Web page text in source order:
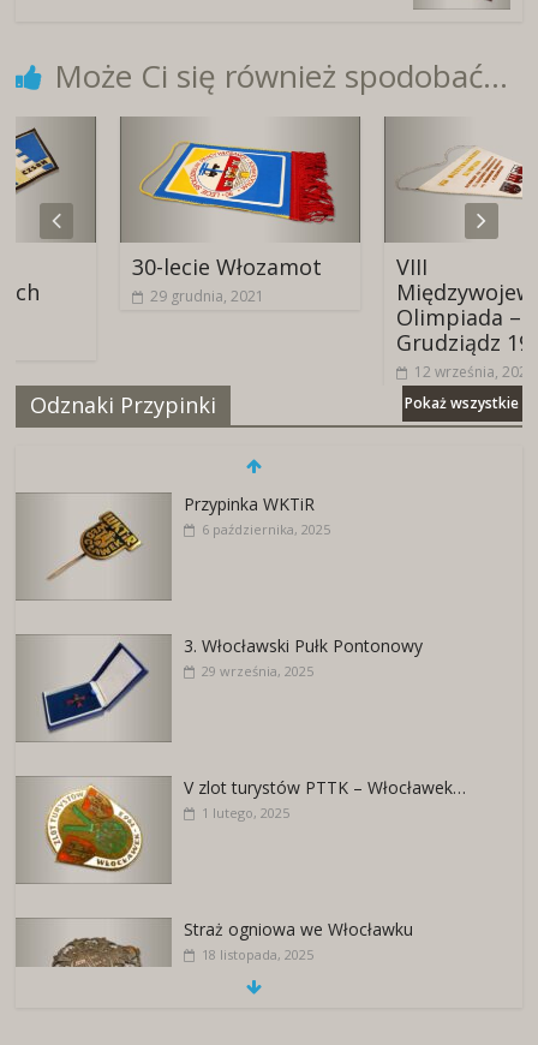
Może Ci się również spodobać...
30-lecie Włozamot
29 grudnia, 2021
Olimpiada –
Grudziądz 1976
12 września, 2024
Odznaki Przypinki Pokaż wszystkie
Przypinka WKTiR
6 października, 2025
3. Włocławski Pułk Pontonowy
29 września, 2025
V zlot turystów PTTK – Włocławek…
1 lutego, 2025
Straż ogniowa we Włocławku
18 listopada, 2025